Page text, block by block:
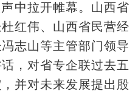
中拉开帷幕。山西省
红伟、山西省民营经
志山等主管部门领导
，对省专企联过去五
并对未来发展提出殷